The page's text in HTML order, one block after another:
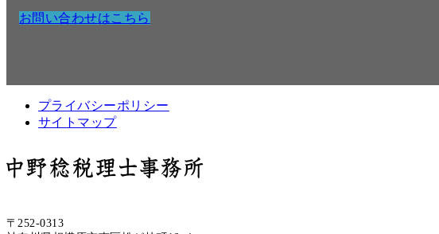
お問い合わせはこちら
プライバシーポリシー
サイトマップ
〒252-0313